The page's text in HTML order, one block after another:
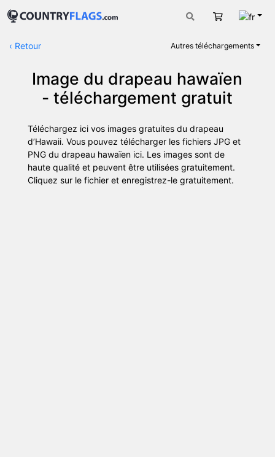
Panier
‹ Retour Autres téléchargements
Image du drapeau hawaïen
- téléchargement gratuit
Téléchargez ici vos images gratuites du drapeau
d’Hawaii. Vous pouvez télécharger les fichiers JPG et
PNG du drapeau hawaïen ici. Les images sont de
haute qualité et peuvent être utilisées gratuitement.
Cliquez sur le fichier et enregistrez-le gratuitement.